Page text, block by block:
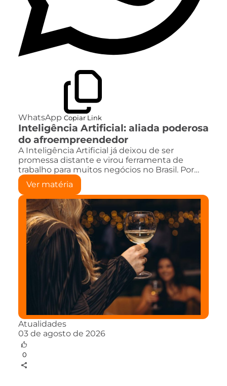
WhatsApp Copiar Link
Inteligência Artificial: aliada poderosa
do afroempreendedor
A Inteligência Artificial já deixou de ser
promessa distante e virou ferramenta de
trabalho para muitos negócios no Brasil. Por…
Ver matéria
Atualidades
03 de agosto de 2026
0